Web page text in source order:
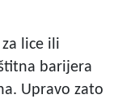
lice ili
barijera
Upravo zato